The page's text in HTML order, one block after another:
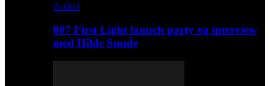
Artikel
007 First Light launch party og interview
med Hilde Sunde